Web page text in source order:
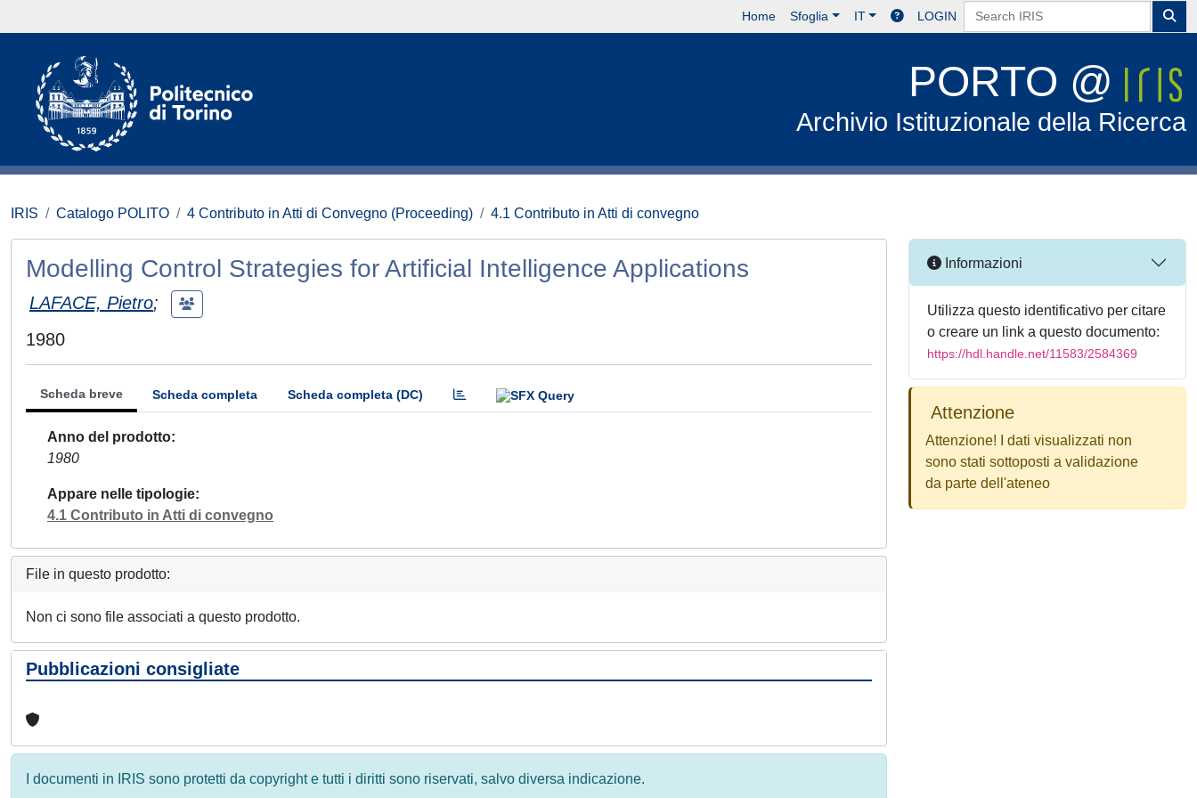
Home Sfoglia IT LOGIN
PORTO @
Archivio Istituzionale della Ricerca
IRIS Catalogo POLITO 4 Contributo in Atti di Convegno (Proceeding) 4.1 Contributo in Atti di convegno
Modelling Control Strategies for Artificial Intelligence Applications
LAFACE, Pietro;
1980
Scheda breve Scheda completa Scheda completa (DC)
Anno del prodotto
1980
Appare nelle tipologie
4.1 Contributo in Atti di convegno
File in questo prodotto:
Non ci sono file associati a questo prodotto.
Pubblicazioni consigliate
I documenti in IRIS sono protetti da copyright e tutti i diritti sono riservati, salvo diversa indicazione.
Informazioni
Utilizza questo identificativo per citare
o creare un link a questo documento:
https://hdl.handle.net/11583/2584369
Attenzione
Attenzione! I dati visualizzati non
sono stati sottoposti a validazione
da parte dell'ateneo